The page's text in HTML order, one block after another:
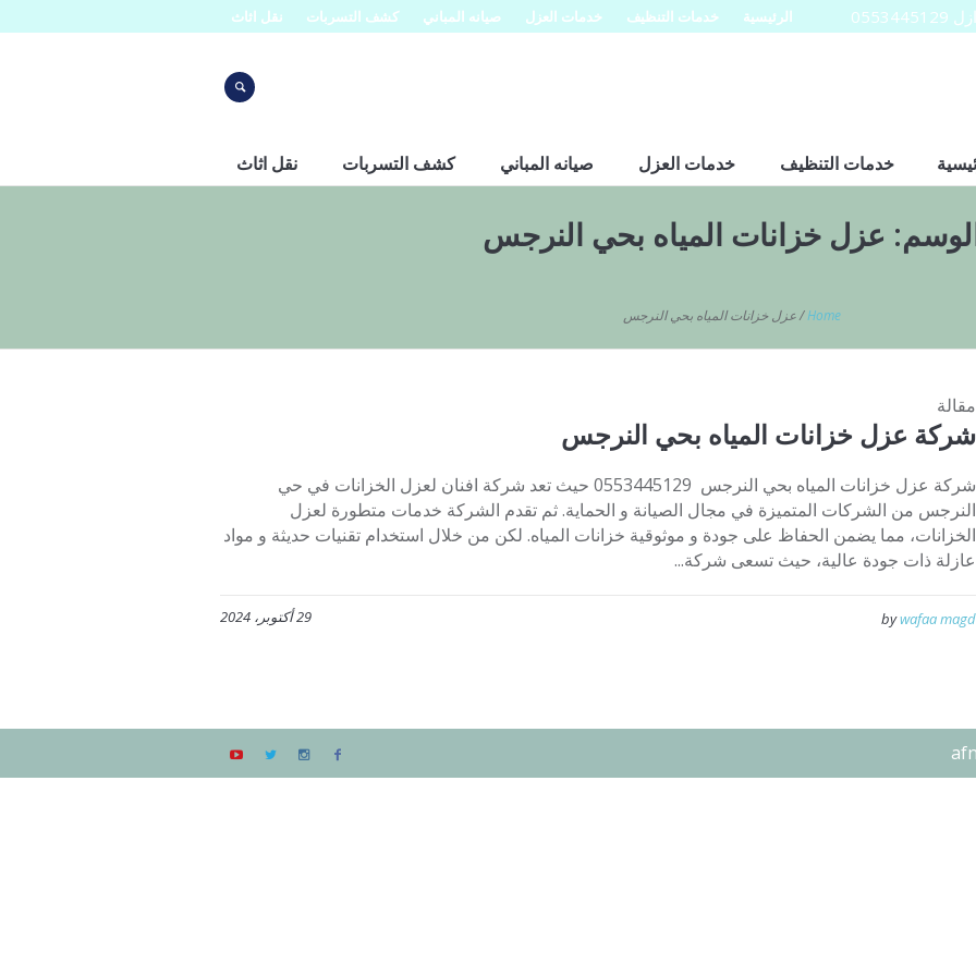
الرئيسية خدمات التنظيف خدمات العزل صيانه المباني كشف التسربات نقل اثاث
خدمات التنظيف خدمات العزل صيانه المباني كشف التسربات نقل اثاث
عزل خزانات المياه بحي النرجس
Home
/عزل خزانات المياه بحي النرجس
مقالة
شركة عزل خزانات المياه بحي النرجس
شركة عزل خزانات المياه بحي النرجس 0553445129 حيث تعد شركة افنان لعزل الخزانات في حي
النرجس من الشركات المتميزة في مجال الصيانة و الحماية. ثم تقدم الشركة خدمات متطورة لعزل
الخزانات، مما يضمن الحفاظ على جودة و موثوقية خزانات المياه. لكن من خلال استخدام تقنيات حديثة و مواد
عازلة ذات جودة عالية، حيث تسعى شركة...
29 أكتوبر، 2024 bywafaa magd